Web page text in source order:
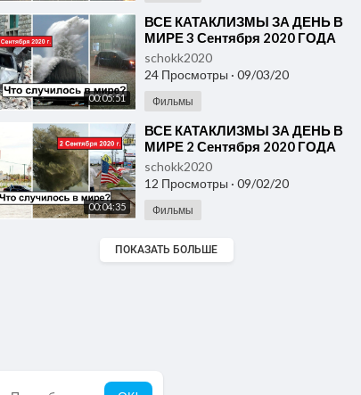
00:05:51
⁣ВСЕ КАТАКЛИЗМЫ ЗА ДЕНЬ В
МИРЕ 3 Сентября 2020 ГОДА
#ДрожьЗемли #Катаклизмы
schokk2020
24 Просмотры · 09/03/20
Фильмы
00:04:35
⁣ВСЕ КАТАКЛИЗМЫ ЗА ДЕНЬ В
МИРЕ 2 Сентября 2020 ГОДА
#ДрожьЗемли #Катаклизмы
schokk2020
12 Просмотры · 09/02/20
Фильмы
ПОКАЗАТЬ БОЛЬШЕ